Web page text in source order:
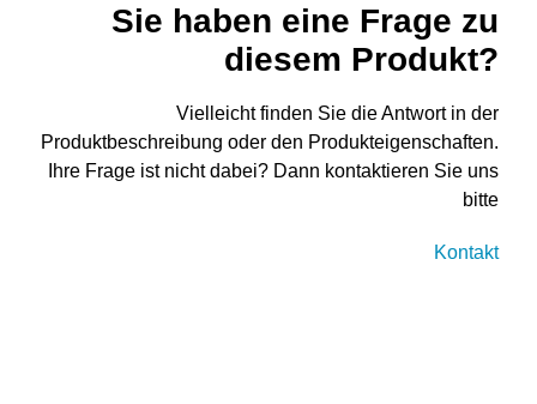
Sie haben eine Frage zu
diesem Produkt?
Vielleicht finden Sie die Antwort in der
Produktbeschreibung oder den Produkteigenschaften.
Ihre Frage ist nicht dabei? Dann kontaktieren Sie uns
bitte
Kontakt